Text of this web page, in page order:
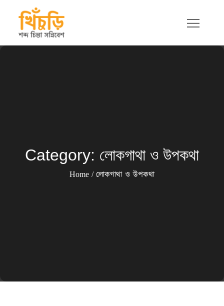
content
খিচুড়ি
শব্দ চিন্তা সন্নিবেশ
Category: লোকগাথা ও উপকথা
Home লোকগাথা ও উপকথা